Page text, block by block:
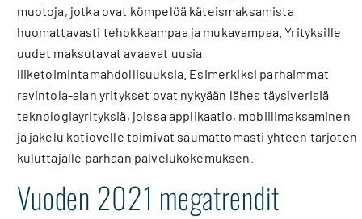
muotoja, jotka ovat kömpelöä käteismaksamista
huomattavasti tehokkaampaa ja mukavampaa. Yrityksille
uudet maksutavat avaavat uusia
liiketoimintamahdollisuuksia. Esimerkiksi parhaimmat
ravintola-alan yritykset ovat nykyään lähes täysiverisiä
teknologiayrityksiä, joissa applikaatio, mobiilimaksaminen
ja jakelu kotiovelle toimivat saumattomasti yhteen tarjoten
kuluttajalle parhaan palvelukokemuksen.
Vuoden 2021 megatrendit